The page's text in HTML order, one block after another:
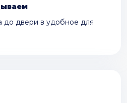
до двери в удобное для